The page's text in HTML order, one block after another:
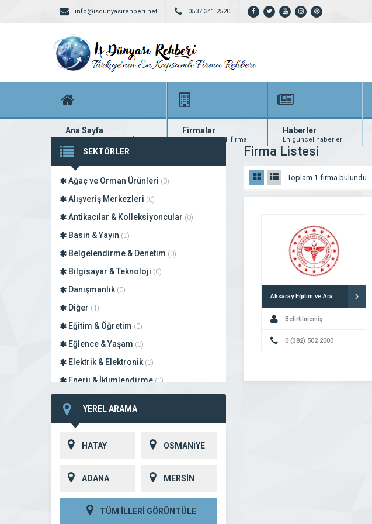
info@isdunyasirehberi.net 0537 341 2520
Ana Sayfa
Firma rehberi ana sayfanız
Firmalar
Yüzlerce kayıtlı firma
Haberler
En güncel haberler
SEKTÖRLER
Ağaç ve Orman Ürünleri (0)
Alışveriş Merkezleri (0)
Antikacılar & Kolleksiyoncular (0)
Basın & Yayın (0)
Belgelendirme & Denetim (0)
Bilgisayar & Teknoloji (0)
Danışmanlık (0)
Diğer (1)
Eğitim & Öğretim (0)
Eğlence & Yaşam (0)
Elektrik & Elektronik (0)
Enerji & İklimlendirme (0)
Giyim & Tekstil
Hizmet
İnşaat & Gayrimenkul (0)
Motosiklet Sanayi(0)
YEREL ARAMA
HATAY OSMANİYE
ADANA MERSİN
TÜM İLLERİ GÖRÜNTÜLE
Firma Listesi
Toplam 1 firma bulundu.
Aksaray Eğitim ve Araştırma Hastanesi
Belirtilmemiş
0 (382) 502 2000